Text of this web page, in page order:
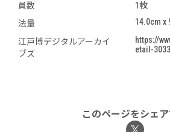
員数
1枚
法量
14.0cm x
江戸博デジタルアーカイ
ブズ
https://
etail-
このページをシェ